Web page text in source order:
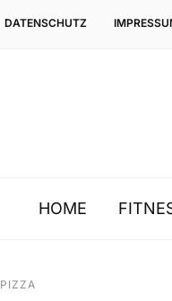
DATENSCHUTZ
HOME
PIZZA